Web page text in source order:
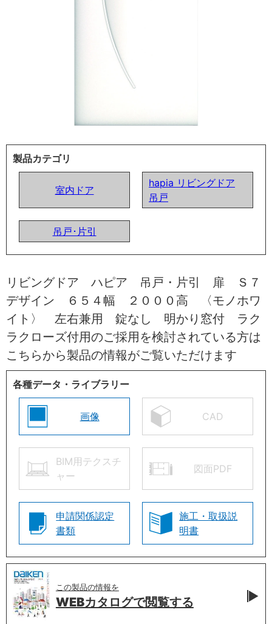
製品カテゴリ
室内ドア
hapia リビングドア
吊戸
吊戸･片引
リビングドア ハピア 吊戸・片引 扉 Ｓ７
デザイン ６５４幅 ２０００高 〈モノホワ
イト〉 左右兼用 錠なし 明かり窓付 ラク
ラクローズ付用のご採用を検討されている方は
こちらから製品の情報がご覧いただけます
各種データ・ライブラリー
画像 CAD
BIM用テクスチ
ャー
図面PDF
申請関係認定
書類
施工・取扱説
明書
この製品の情報を
WEBカタログで閲覧する